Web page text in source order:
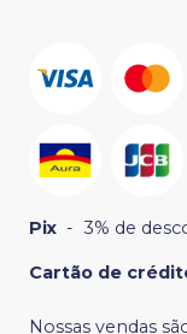
Pix - 3% de
Cartão de
Nossas vendas